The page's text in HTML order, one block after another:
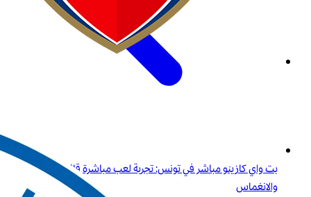
بت واي كازينو مباشر في تونس: تجربة لعب مباشرة قائمة على الثقة
والانغماس